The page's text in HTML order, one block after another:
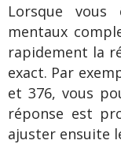
Lorsque
mentaux
rapidement la
exact. Par
et 376, vous
réponse est
ajuster ensuite